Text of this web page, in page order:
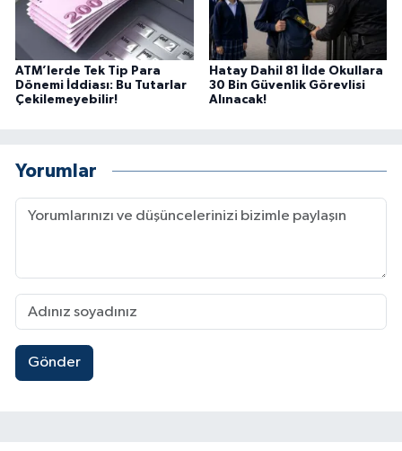
ATM’lerde Tek Tip Para
Dönemi İddiası: Bu Tutarlar
Çekilemeyebilir!
Hatay Dahil 81 İlde Okullara
30 Bin Güvenlik Görevlisi
Alınacak!
Yorumlar
Gönder